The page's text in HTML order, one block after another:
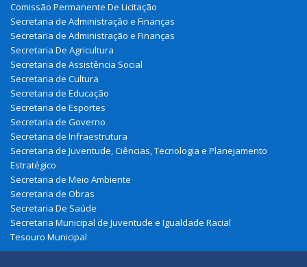
Comissão Permanente De Licitação
Secretaria de Administração e Finanças
Secretaria de Administração e Finanças
Secretaria De Agricultura
Secretaria de Assistência Social
Secretaria de Cultura
Secretaria de Educação
Secretaria de Esportes
Secretaria de Governo
Secretaria de Infraestrutura
Secretaria de Juventude, Ciências, Tecnologia e Planejamento
Estratégico
Secretaria de Meio Ambiente
Secretaria de Obras
Secretaria De Saúde
Secretaria Municipal de Juventude e Igualdade Racial
Tesouro Municipal